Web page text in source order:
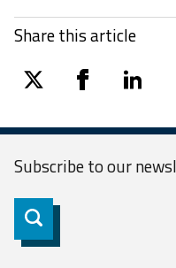
Share this article
twitter facebooklinkedin
Subscribe to our
Subscribe